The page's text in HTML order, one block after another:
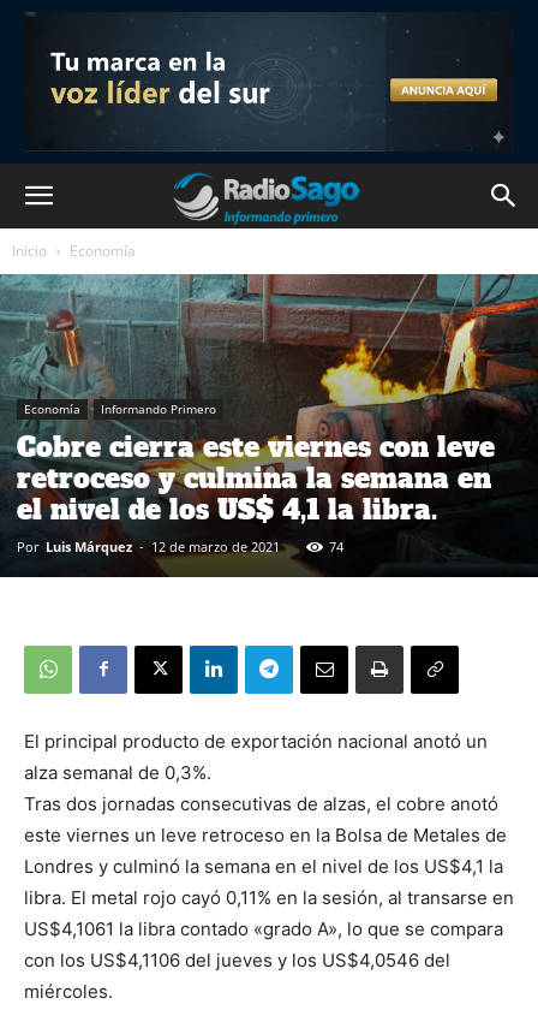
Inicio Economía
Economía Informando Primero
Cobre cierra este viernes con leve
retroceso y culmina la semana en
el nivel de los US$ 4,1 la libra.
Por Luis Márquez - 12 de marzo de 2021 74
El principal producto de exportación nacional anotó un
alza semanal de 0,3%.
Tras dos jornadas consecutivas de alzas, el cobre anotó
este viernes un leve retroceso en la Bolsa de Metales de
Londres y culminó la semana en el nivel de los US$4,1 la
libra. El metal rojo cayó 0,11% en la sesión, al transarse en
US$4,1061 la libra contado «grado A», lo que se compara
con los US$4,1106 del jueves y los US$4,0546 del
miércoles.